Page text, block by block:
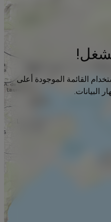
القائمة الموجودة أعلى
البيانات.